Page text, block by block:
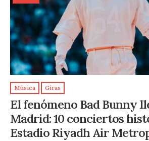
Música Giras
El fenómeno Bad Bunny
Madrid: 10 conciertos
Estadio Riyadh Air